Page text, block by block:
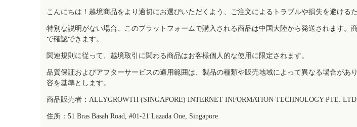
こんにちは！越境商品をより適切にお選びいただくよう、ご注文によるトラブルや損失を避ける
特別な説明がない場合、このプラットフォームで購入される商品は中国大陸から発送されます
で確認できます。
関連規則に従って、越境取引に関わる商品はお客様個人的な使用に限定されます。
品質保証およびアフターサービスの適用範囲は、製品の種類や販売地域によって異なる場合が
容を基準とします。
商品販売者：ALLYGROWTH (SINGAPORE) INTERNET INFORMATION TECHNOLOGY PTE.
住所：51 Bras Basah Road, #01-21 Lazada One, Singapore